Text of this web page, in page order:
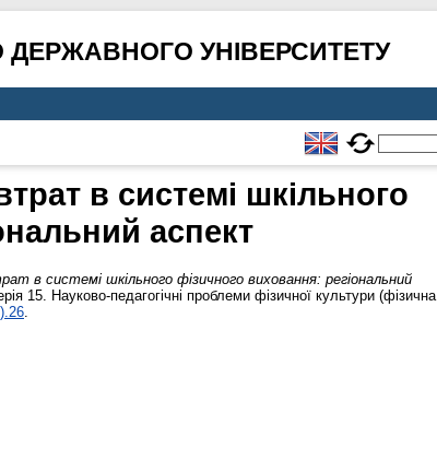
УНІВЕРСИТЕТУ
в системі шкільного
аспект
в системі шкільного фізичного виховання: регіональний
15. Науково-педагогічні проблеми фізичної культури (фізична
.